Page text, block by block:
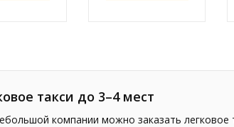
такси до 3–4 мест
компании можно заказать легковое